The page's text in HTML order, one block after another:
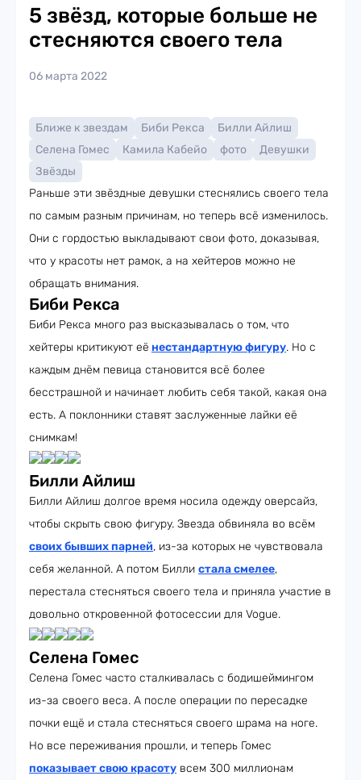
5 звёзд, которые больше не
стесняются своего тела
06 марта 2022
Ближе к звездам Биби Рекса
Билли Айлиш
Селена Гомес
Камила Кабейо фото
Девушки
Звёзды
Раньше эти звёздные девушки стеснялись своего тела
по самым разным причинам, но теперь всё изменилось.
Они с гордостью выкладывают свои фото, доказывая,
что у красоты нет рамок, а на хейтеров можно не
обращать внимания.
Биби Рекса
Биби Рекса много раз высказывалась о том, что
хейтеры критикуют её нестандартную фигуру. Но с
каждым днём певица становится всё более
бесстрашной и начинает любить себя такой, какая она
есть. А поклонники ставят заслуженные лайки её
снимкам!
Билли Айлиш
Билли Айлиш долгое время носила одежду оверсайз,
чтобы скрыть свою фигуру. Звезда обвиняла во всём
своих бывших парней, из-за которых не чувствовала
себя желанной. А потом Билли стала смелее,
перестала стесняться своего тела и приняла участие в
довольно откровенной фотосессии для Vogue.
Селена Гомес
Селена Гомес часто сталкивалась с бодишеймингом
из-за своего веса. А после операции по пересадке
почки ещё и стала стесняться своего шрама на ноге.
Но все переживания прошли, и теперь Гомес
показывает свою красоту всем 300 миллионам